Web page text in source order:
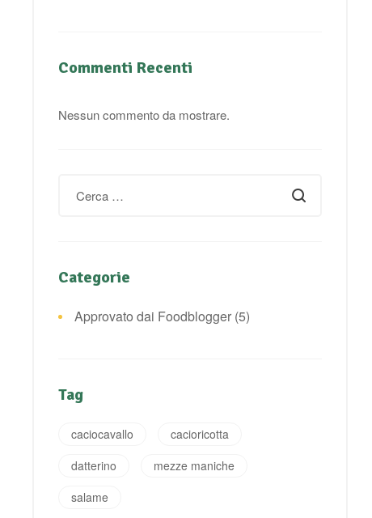
Commenti Recenti
Nessun commento da mostrare.
Categorie
Approvato dai Foodblogger (5)
Tag
caciocavallo
cacioricotta
datterino
mezze maniche
salame